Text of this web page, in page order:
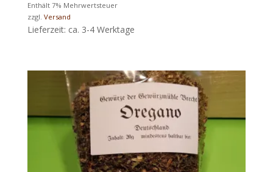
Enthält 7% Mehrwertsteuer
zzgl. Versand
Lieferzeit: ca. 3-4 Werktage